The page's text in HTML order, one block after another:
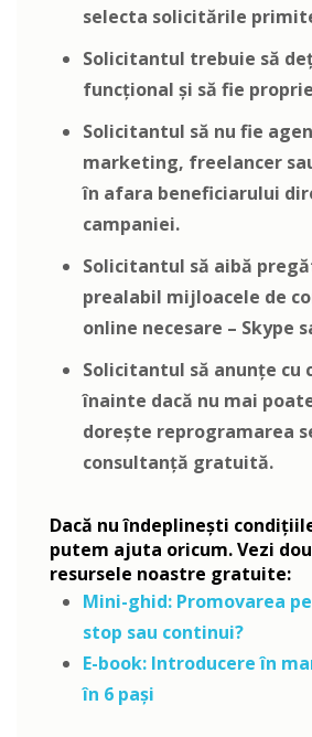
selecta solicitările
Solicitantul trebuie să
funcțional și să fie
Solicitantul să nu fie
marketing, freelancer
în afara beneficiarului
campaniei.
Solicitantul să aibă
prealabil mijloacele de
online necesare – Skype
Solicitantul să anunțe cu
înainte dacă nu mai
dorește reprogramarea
consultanță gratuită.
Dacă nu îndeplinești
putem ajuta oricum. Vezi
resursele noastre gratuite:
Mini-ghid: Promovarea
stop sau continui?
E-book: Introducere în
în 6 pași